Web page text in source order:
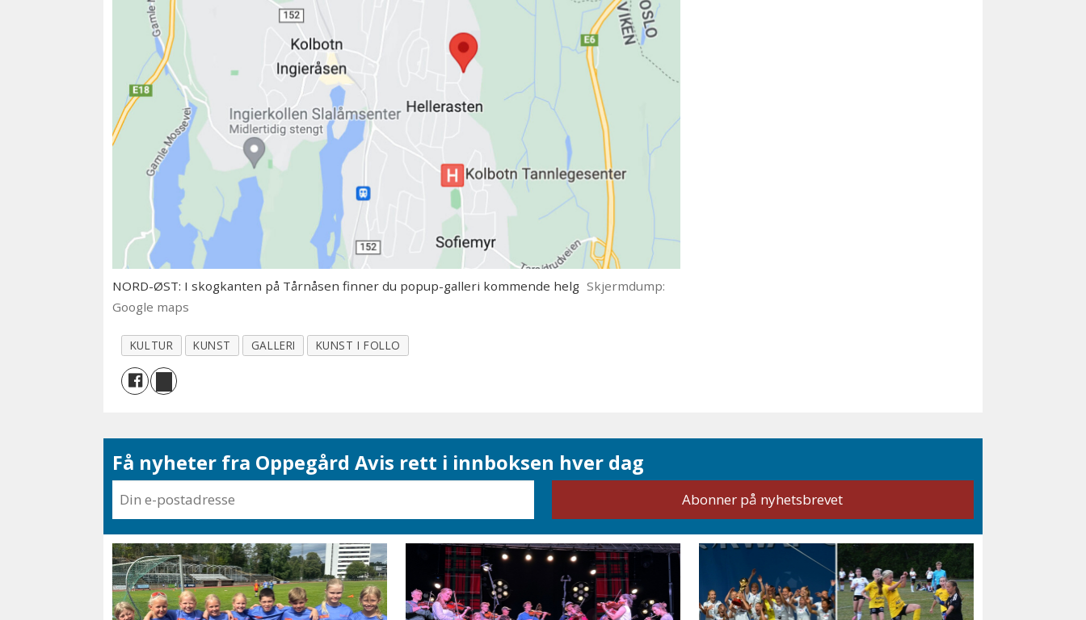
NORD-ØST: I skogkanten på Tårnåsen finner du popup-galleri kommende helg Skjermdump:
Google maps
KULTUR KUNST GALLERI KUNST I FOLLO
Få nyheter fra Oppegård Avis rett i innboksen hver dag